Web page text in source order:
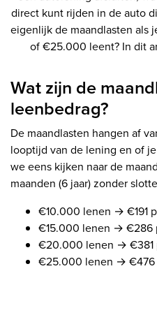
direct kunt rijden in de auto
eigenlijk de maandlasten
of €25.000 leent? In dit
Wat zijn de
leenbedrag?
De maandlasten hangen af
looptijd van de lening en of
we eens kijken naar de
maanden (6 jaar) zonder
€10.000 lenen → €191
€15.000 lenen → €286
€20.000 lenen → €381
€25.000 lenen → €476